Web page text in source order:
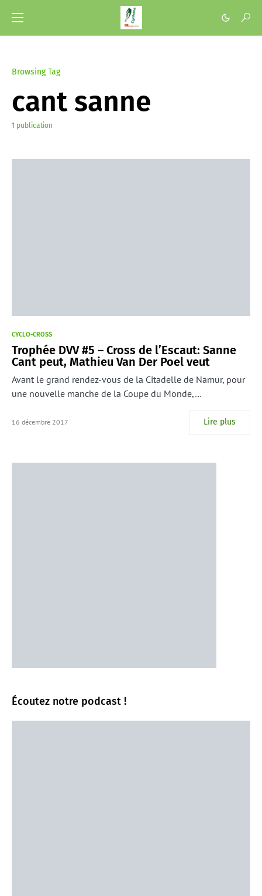
Browsing Tag
cant sanne
1 publication
CYCLO-CROSS
Trophée DVV #5 – Cross de l’Escaut: Sanne
Cant peut, Mathieu Van Der Poel veut
Avant le grand rendez-vous de la Citadelle de Namur, pour
une nouvelle manche de la Coupe du Monde,…
16 décembre 2017 Lire plus
Écoutez notre podcast !